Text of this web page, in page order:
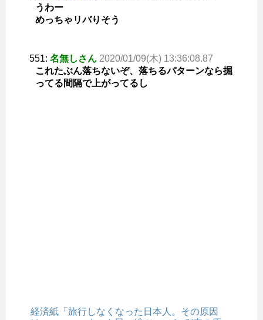
うわー
めっちゃリバりそう
551: 名無しさん 2020/01/09(木) 13:36:08.87
これたぶん落ちないぞ、落ちるパターンなら掘
ってる間隔で上がってるし
経済紙「旅行しなくなった日本人。その原因